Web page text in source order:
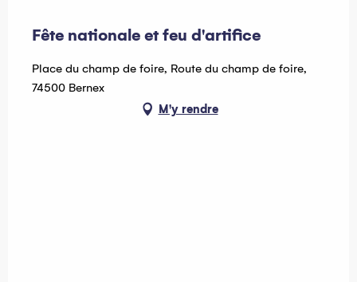
Fête nationale et feu d'artifice
Place du champ de foire, Route du champ de foire,
74500 Bernex
M'y rendre